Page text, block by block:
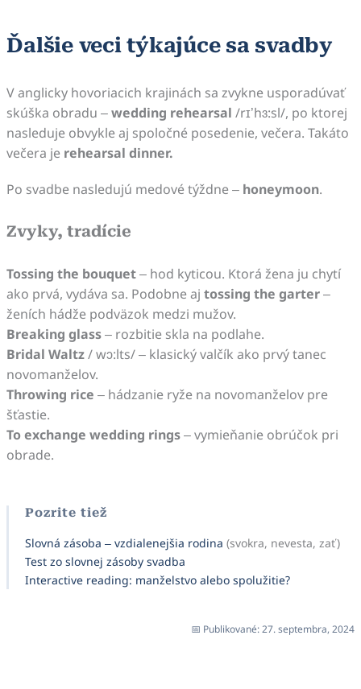
Ďalšie veci týkajúce sa svadby
V anglicky hovoriacich krajinách sa zvykne usporadúvať
skúška obradu –wedding rehearsal/rɪ’hɜ:sl/, po ktorej
nasleduje obvykle aj spoločné posedenie, večera. Takáto
večera je rehearsal dinner.
Po svadbe nasledujú medové týždne – honeymoon.
Zvyky, tradície
Tossing the bouquet– hod kyticou. Ktorá žena ju chytí
ako prvá, vydáva sa. Podobne ajtossing the garter–
ženích hádže podväzok medzi mužov.
Breaking glass– rozbitie skla na podlahe.
Bridal Waltz/ wɔ:lts/ – klasický valčík ako prvý tanec
novomanželov.
Throwing rice – hádzanie ryže na novomanželov pre
šťastie.
To exchange wedding rings– vymieňanie obrúčok pri
obrade.
Pozrite tiež
Slovná zásoba – vzdialenejšia rodina (svokra, nevesta, zať)
Test zo slovnej zásoby svadba
Interactive reading: manželstvo alebo spolužitie?
Publikované: 27. septembra, 2024